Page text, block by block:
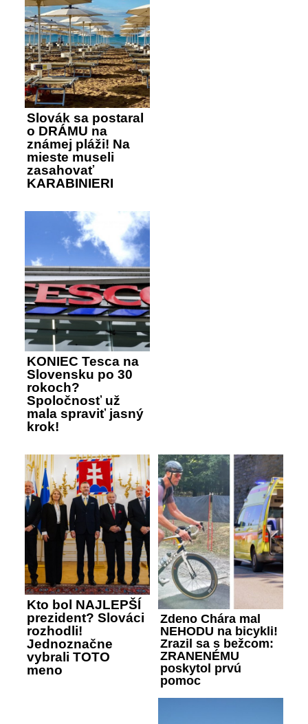
Slovák sa postaral
o DRÁMU na
známej pláži! Na
mieste museli
zasahovať
KARABINIERI
KONIEC Tesca na
Slovensku po 30
rokoch?
Spoločnosť už
mala spraviť jasný
krok!
Kto bol NAJLEPŠÍ
prezident? Slováci
rozhodli!
Jednoznačne
vybrali TOTO
meno
Zdeno Chára mal
NEHODU na bicykli!
Zrazil sa s bežcom:
ZRANENÉMU
poskytol prvú
pomoc